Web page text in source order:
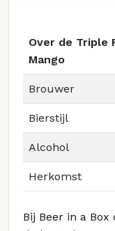
Over de Triple
Mango
Brouwer
Bierstijl
Alcohol
Herkomst
Bij Beer in a